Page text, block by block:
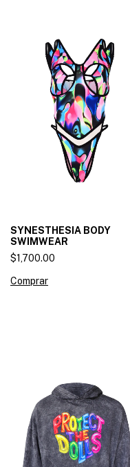
SYNESTHESIA BODY
SWIMWEAR
$1,700.00
Comprar